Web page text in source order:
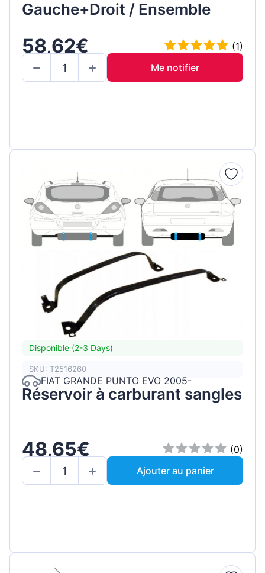
Gauche+Droit / Ensemble
58,62€
(1)
Me notifier
Disponible (2-3 Days)
SKU: T2516260
FIAT GRANDE PUNTO EVO 2005-
Réservoir à carburant sangles
48,65€
(0)
Ajouter au panier